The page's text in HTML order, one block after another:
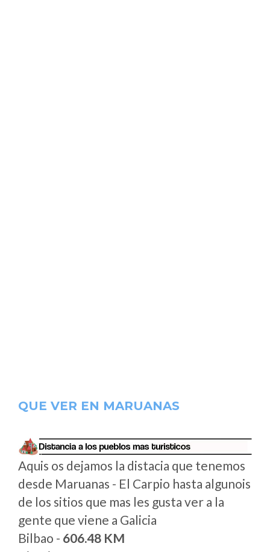
QUE VER EN MARUANAS
Aquis os dejamos la distacia que tenemos
desde Maruanas - El Carpio hasta algunois
de los sitios que mas les gusta ver a la
gente que viene a Galicia
Bilbao - 606.48 KM